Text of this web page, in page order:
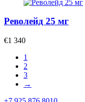
Револейд 25 мг
€1 340
1
2
3
→